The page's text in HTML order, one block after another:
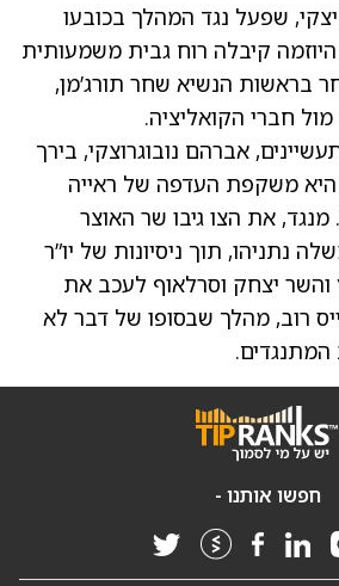
שפעל נגד המהלך בכובעו
היוזמה קיבלה רוח גבית משמעותית
בראשות הנשיא שחר תורג’מן,
חברי הקואליציה.
אברהם נובוגרוצקי, בירך
היא משקפת העדפה של ראייה
את הצו גיבו שר האוצר
נתניהו, תוך ניסיונות של יו”ר
והשר יצחק וסרלאוף לעכב את
רוב, מהלך שבסופו של דבר לא
חפשו אותנו -